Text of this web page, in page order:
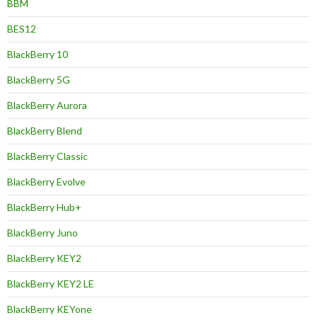
BBM
BES12
BlackBerry 10
BlackBerry 5G
BlackBerry Aurora
BlackBerry Blend
BlackBerry Classic
BlackBerry Evolve
BlackBerry Hub+
BlackBerry Juno
BlackBerry KEY2
BlackBerry KEY2 LE
BlackBerry KEYone